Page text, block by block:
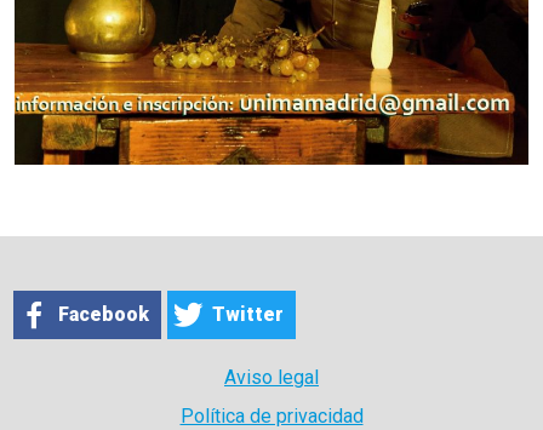
Facebook Twitter
Aviso legal
Política de privacidad